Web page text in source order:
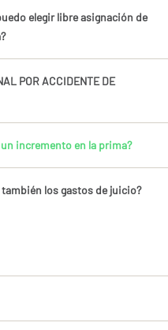
elegir libre asignación de
POR ACCIDENTE DE
incremento en la prima?
los gastos de juicio?